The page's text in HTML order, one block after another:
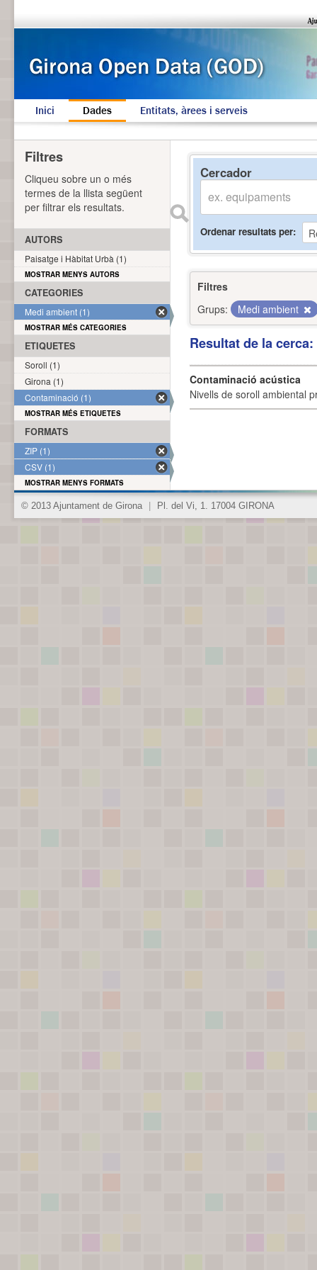
Inici Dades Entitats, àrees i serveis
Cercador
Ordenar resultats per
Filtres
Grups:
Medi ambient
Resultat de la
Contaminació acústica
Nivells de soroll ambiental
Filtres
Cliqueu sobre un o més
termes de la llista següent
per filtrar els resultats.
AUTORS
Paisatge i Hàbitat Urbà (1)
MOSTRAR MENYS AUTORS
CATEGORIES
Medi ambient (1)
MOSTRAR MÉS CATEGORIES
ETIQUETES
Soroll (1)
Girona (1)
Contaminació (1)
MOSTRAR MÉS ETIQUETES
FORMATS
ZIP (1)
CSV (1)
MOSTRAR MENYS FORMATS
© 2013 Ajuntament de Girona Pl. del Vi, 1. 17004 GIRONA